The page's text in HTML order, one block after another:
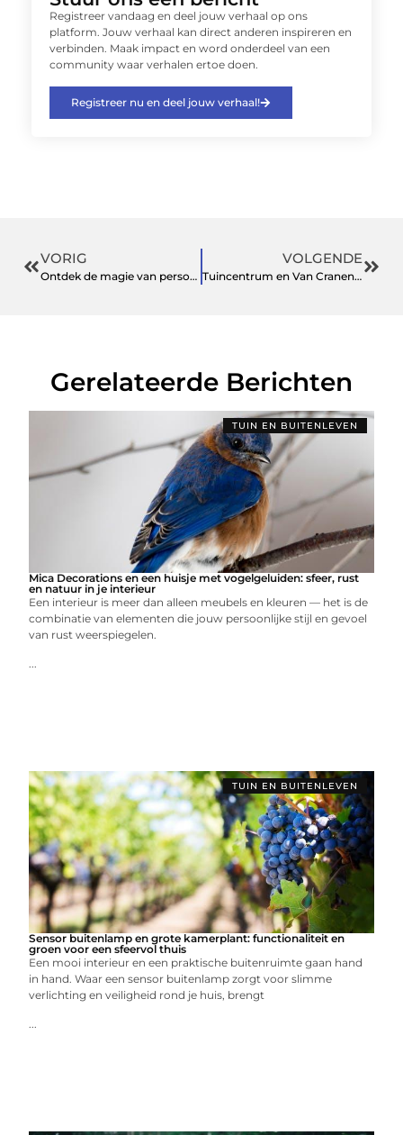
Registreer vandaag en deel jouw verhaal op ons
platform. Jouw verhaal kan direct anderen inspireren en
verbinden. Maak impact en word onderdeel van een
community waar verhalen ertoe doen.
Registreer nu en deel jouw verhaal!
VORIG
Ontdek de magie van persoonlijke kaarten online
VOLGENDE
Tuincentrum en Van Cranenbroek: een veelzijdige bestemming voor tuin, dier en buitenleven
Gerelateerde Berichten
TUIN EN BUITENLEVEN
Mica Decorations en een huisje met vogelgeluiden: sfeer, rust
en natuur in je interieur
Een interieur is meer dan alleen meubels en kleuren — het is de
combinatie van elementen die jouw persoonlijke stijl en gevoel
van rust weerspiegelen.
...
TUIN EN BUITENLEVEN
Sensor buitenlamp en grote kamerplant: functionaliteit en
groen voor een sfeervol thuis
Een mooi interieur en een praktische buitenruimte gaan hand
in hand. Waar een sensor buitenlamp zorgt voor slimme
verlichting en veiligheid rond je huis, brengt
...